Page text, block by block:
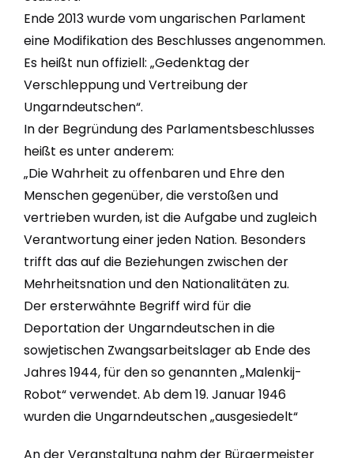
Ende 2013 wurde vom ungarischen Parlament
eine Modifikation des Beschlusses angenommen.
Es heißt nun offiziell: „Gedenktag der
Verschleppung und Vertreibung der
Ungarndeutschen“.
In der Begründung des Parlamentsbeschlusses
heißt es unter anderem:
„Die Wahrheit zu offenbaren und Ehre den
Menschen gegenüber, die verstoßen und
vertrieben wurden, ist die Aufgabe und zugleich
Verantwortung einer jeden Nation. Besonders
trifft das auf die Beziehungen zwischen der
Mehrheitsnation und den Nationalitäten zu.
Der ersterwähnte Begriff wird für die
Deportation der Ungarndeutschen in die
sowjetischen Zwangsarbeitslager ab Ende des
Jahres 1944, für den so genannten „Malenkij-
Robot“ verwendet. Ab dem 19. Januar 1946
wurden die Ungarndeutschen „ausgesiedelt“
An der Veranstaltung nahm der Bürgermeister